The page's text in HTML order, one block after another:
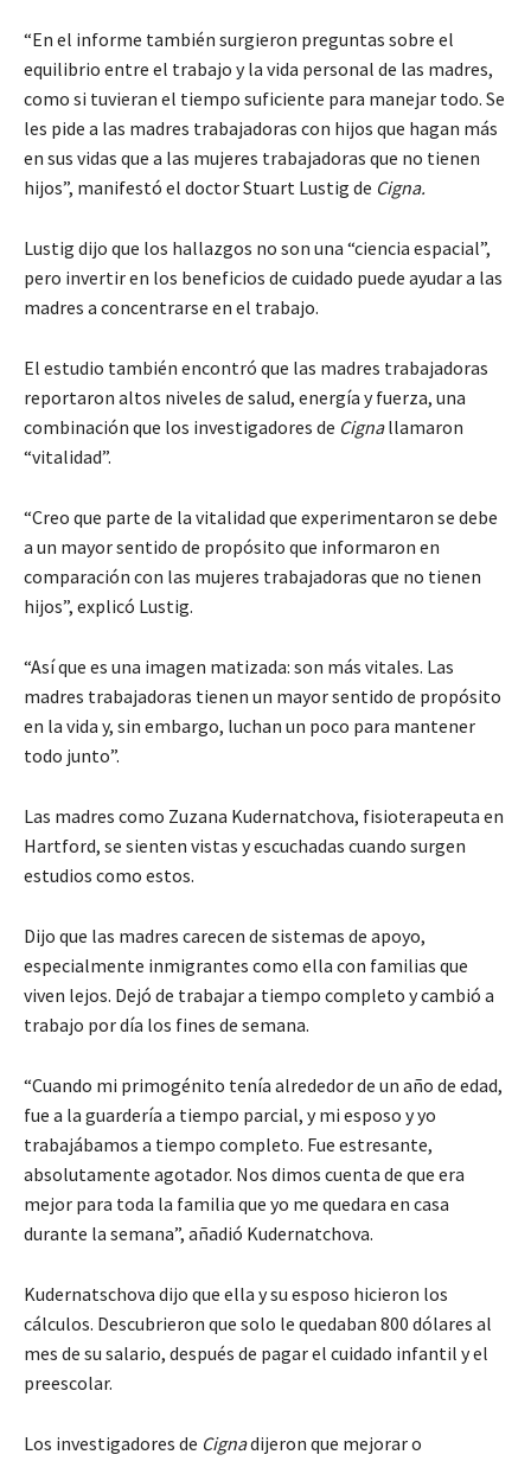
“En el informe también surgieron preguntas sobre el
equilibrio entre el trabajo y la vida personal de las madres,
como si tuvieran el tiempo suficiente para manejar todo. Se
les pide a las madres trabajadoras con hijos que hagan más
en sus vidas que a las mujeres trabajadoras que no tienen
hijos”, manifestó el doctor Stuart Lustig de Cigna.
Lustig dijo que los hallazgos no son una “ciencia espacial”,
pero invertir en los beneficios de cuidado puede ayudar a las
madres a concentrarse en el trabajo.
El estudio también encontró que las madres trabajadoras
reportaron altos niveles de salud, energía y fuerza, una
combinación que los investigadores de Cignallamaron
“vitalidad”.
“Creo que parte de la vitalidad que experimentaron se debe
a un mayor sentido de propósito que informaron en
comparación con las mujeres trabajadoras que no tienen
hijos”, explicó Lustig.
“Así que es una imagen matizada: son más vitales. Las
madres trabajadoras tienen un mayor sentido de propósito
en la vida y, sin embargo, luchan un poco para mantener
todo junto”.
Las madres como Zuzana Kudernatchova, fisioterapeuta en
Hartford, se sienten vistas y escuchadas cuando surgen
estudios como estos.
Dijo que las madres carecen de sistemas de apoyo,
especialmente inmigrantes como ella con familias que
viven lejos. Dejó de trabajar a tiempo completo y cambió a
trabajo por día los fines de semana.
“Cuando mi primogénito tenía alrededor de un año de edad,
fue a la guardería a tiempo parcial, y mi esposo y yo
trabajábamos a tiempo completo. Fue estresante,
absolutamente agotador. Nos dimos cuenta de que era
mejor para toda la familia que yo me quedara en casa
durante la semana”, añadió Kudernatchova.
Kudernatschova dijo que ella y su esposo hicieron los
cálculos. Descubrieron que solo le quedaban 800 dólares al
mes de su salario, después de pagar el cuidado infantil y el
preescolar.
Los investigadores de Cignadijeron que mejorar o